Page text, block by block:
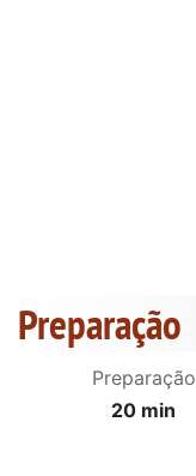
Preparação
Preparação
20 min